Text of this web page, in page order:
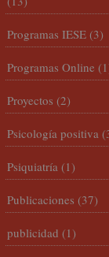
Programas IESE (3)
Programas Online
Proyectos (2)
Psicología positiva
Psiquiatría (1)
Publicaciones (37)
publicidad (1)